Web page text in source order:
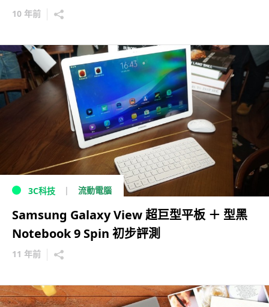
10 年前
3C科技 流動電腦
Samsung Galaxy View 超巨型平板 ＋ 型黑
Notebook 9 Spin 初步評測
11 年前